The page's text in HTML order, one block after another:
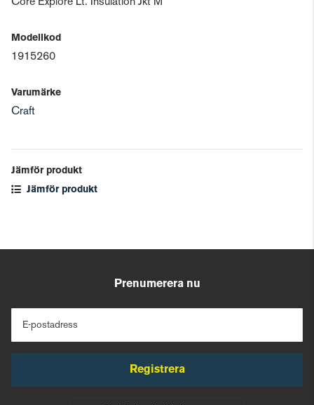
Core Explore Lt. Insulation Jkt M
Modellkod
1915260
Varumärke
Craft
Jämför produkt
Jämför produkt
Prenumerera nu
E-postadress
Registrera